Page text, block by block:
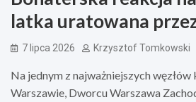
latka uratowana
7 lipca 2026 Krzysztof Tomkowski
Na jednym z najważniejszych
Warszawie, Dworcu Warszawa